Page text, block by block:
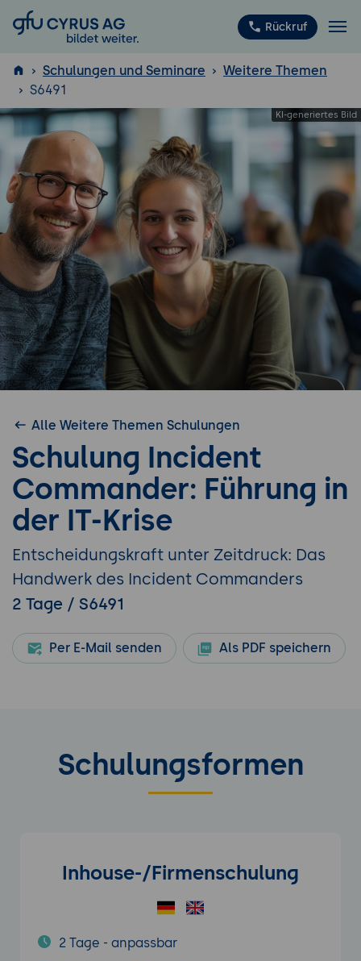
GFU Cyrus AG Rückruf
ISTQB ®
Schulungen und Seminare
Weitere Themen
S6491
Alle Weitere Themen Schulungen
Schulung Incident
Commander: Führung in
der IT-Krise
Entscheidungskraft unter Zeitdruck: Das
Handwerk des Incident Commanders
2 Tage / S6491
Per E-Mail senden Als PDF speichern
Schulungsformen
Inhouse-/Firmenschulung
2 Tage - anpassbar